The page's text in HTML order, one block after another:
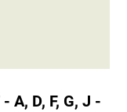
A, D, F, G, J -